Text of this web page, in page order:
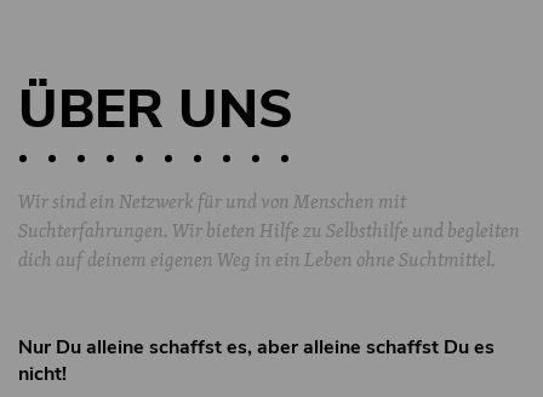
ÜBER UNS
Wir sind ein Netzwerk für und von Menschen mit
Suchterfahrungen. Wir bieten Hilfe zu Selbsthilfe und begleiten
dich auf deinem eigenen Weg in ein Leben ohne Suchtmittel.
Nur Du alleine schaffst es, aber alleine schaffst Du es
nicht!